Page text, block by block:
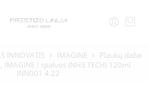
INNOVATIS IMAGINE
Plaukų dažai
IMAGINE ! spalvos (NH3 TECH) 120ml
INN001 4.22